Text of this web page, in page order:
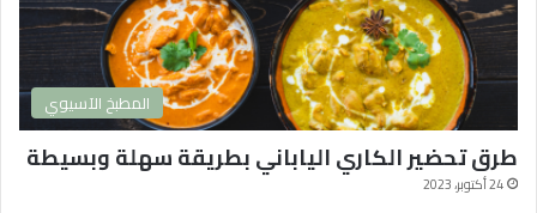
2
4
و
ا
ك
ث
ر
ه
المطبخ الآسيوي
طرق تحضير الكاري الياباني بطريقة سهلة وبسيطة
24 أكتوبر، 2023